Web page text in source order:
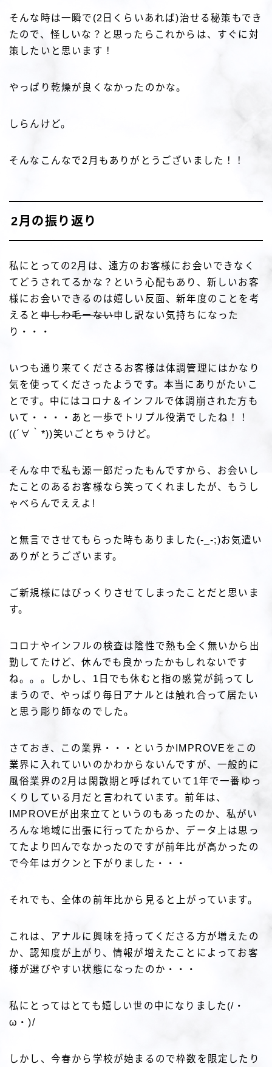
そんな時は一瞬で(2日くらいあれば)治せる秘策もでき
たので、怪しいな？と思ったらこれからは、すぐに対
策したいと思います！
やっぱり乾燥が良くなかったのかな。
しらんけど。
そんなこんなで2月もありがとうございました！！
2月の振り返り
私にとっての2月は、遠方のお客様にお会いできなく
てどうされてるかな？という心配もあり、新しいお客
様にお会いできるのは嬉しい反面、新年度のことを考
えると申しわ毛ーない申し訳ない気持ちになった
り・・・
いつも通り来てくださるお客様は体調管理にはかなり
気を使ってくださったようです。本当にありがたいこ
とです。中にはコロナ＆インフルで体調崩された方も
いて・・・・あと一歩でトリプル役満でしたね！！
((´∀｀*))笑いごとちゃうけど。
そんな中で私も源一郎だったもんですから、お会いし
たことのあるお客様なら笑ってくれましたが、もうし
ゃべらんでええよ!
と無言でさせてもらった時もありました(-_-;)お気遣い
ありがとうございます。
ご新規様にはびっくりさせてしまったことだと思いま
す。
コロナやインフルの検査は陰性で熱も全く無いから出
勤してたけど、休んでも良かったかもしれないです
ね。。。しかし、1日でも休むと指の感覚が鈍ってし
まうので、やっぱり毎日アナルとは触れ合って居たい
と思う彫り師なのでした。
さておき、この業界・・・というかIMPROVEをこの
業界に入れていいのかわからないんですが、一般的に
風俗業界の2月は閑散期と呼ばれていて1年で一番ゆっ
くりしている月だと言われています。前年は、
IMPROVEが出来立てというのもあったのか、私がい
ろんな地域に出張に行ってたからか、データ上は思っ
てたより凹んでなかったのですが前年比が高かったの
で今年はガクンと下がりました・・・
それでも、全体の前年比から見ると上がっています。
これは、アナルに興味を持ってくださる方が増えたの
か、認知度が上がり、情報が増えたことによってお客
様が選びやすい状態になったのか・・・
私にとってはとても嬉しい世の中になりました(/・
ω・)/
しかし、今春から学校が始まるので枠数を限定したり